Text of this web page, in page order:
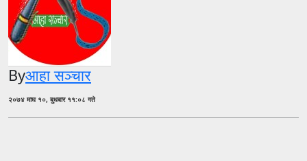
Byआहा सञ्चार
२०७४ माघ १०, बुधबार ११:०८ गते